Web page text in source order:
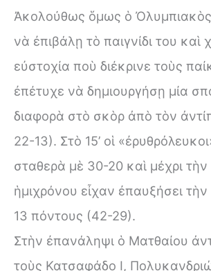
Ἀκολούθως ὅμως ὁ
νὰ ἐπιβάλῃ τὸ παιγνίδι του καὶ
εὐστοχία ποὺ διέκρινε τοὺς
ἐπέτυχε νὰ δημιουργήσῃ μία
διαφορὰ στὸ σκὸρ ἀπὸ τὸν
22-13). Στὸ 15’ οἱ
σταθερὰ μὲ 30-20 καὶ μέχρι τὴν
ἡμιχρόνου εἶχαν ἐπαυξήσει
13 πόντους (42-29).
Στὴν ἐπανάληψι ὁ Ματθαίου
τοὺς Κατσαφάδο I,